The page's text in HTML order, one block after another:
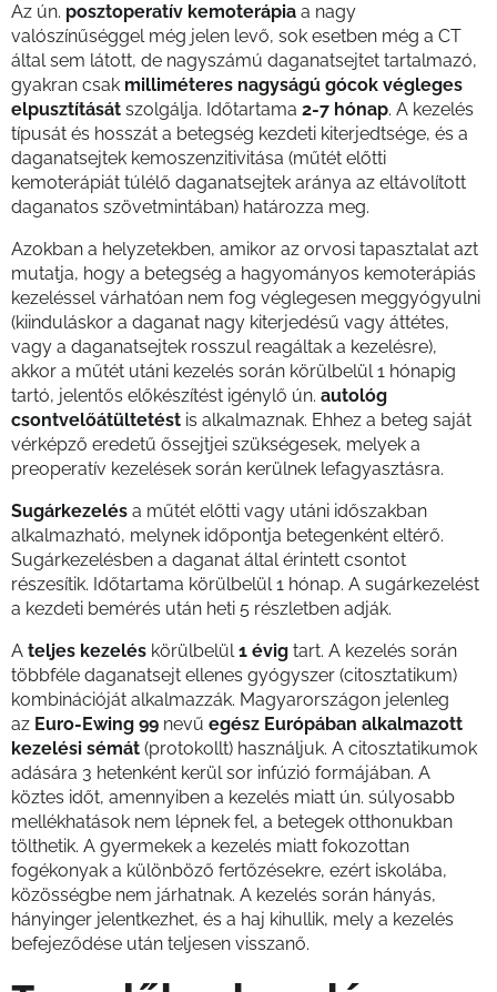
Az ún. posztoperatív kemoterápia a nagy
valószínűséggel még jelen levő, sok esetben még a CT
által sem látott, de nagyszámú daganatsejtet tartalmazó,
gyakran csak milliméteres nagyságú gócok végleges
elpusztítását szolgálja. Időtartama 2-7 hónap. A kezelés
típusát és hosszát a betegség kezdeti kiterjedtsége, és a
daganatsejtek kemoszenzitivitása (műtét előtti
kemoterápiát túlélő daganatsejtek aránya az eltávolított
daganatos szövetmintában) határozza meg.
Azokban a helyzetekben, amikor az orvosi tapasztalat azt
mutatja, hogy a betegség a hagyományos kemoterápiás
kezeléssel várhatóan nem fog véglegesen meggyógyulni
(kiinduláskor a daganat nagy kiterjedésű vagy áttétes,
vagy a daganatsejtek rosszul reagáltak a kezelésre),
akkor a műtét utáni kezelés során körülbelül 1 hónapig
tartó, jelentős előkészítést igénylő ún. autológ
csontvelőátültetést is alkalmaznak. Ehhez a beteg saját
vérképző eredetű őssejtjei szükségesek, melyek a
preoperatív kezelések során kerülnek lefagyasztásra.
Sugárkezelés a műtét előtti vagy utáni időszakban
alkalmazható, melynek időpontja betegenként eltérő.
Sugárkezelésben a daganat által érintett csontot
részesítik. Időtartama körülbelül 1 hónap. A sugárkezelést
a kezdeti bemérés után heti 5 részletben adják.
A teljes kezelés körülbelül1 évig tart. A kezelés során
többféle daganatsejt ellenes gyógyszer (citosztatikum)
kombinációját alkalmazzák. Magyarországon jelenleg
az Euro-Ewing 99 nevű egész Európában alkalmazott
kezelési sémát (protokollt) használjuk. A citosztatikumok
adására 3 hetenként kerül sor infúzió formájában. A
köztes időt, amennyiben a kezelés miatt ún. súlyosabb
mellékhatások nem lépnek fel, a betegek otthonukban
tölthetik. A gyermekek a kezelés miatt fokozottan
fogékonyak a különböző fertőzésekre, ezért iskolába,
közösségbe nem járhatnak. A kezelés során hányás,
hányinger jelentkezhet, és a haj kihullik, mely a kezelés
befejeződése után teljesen visszanő.